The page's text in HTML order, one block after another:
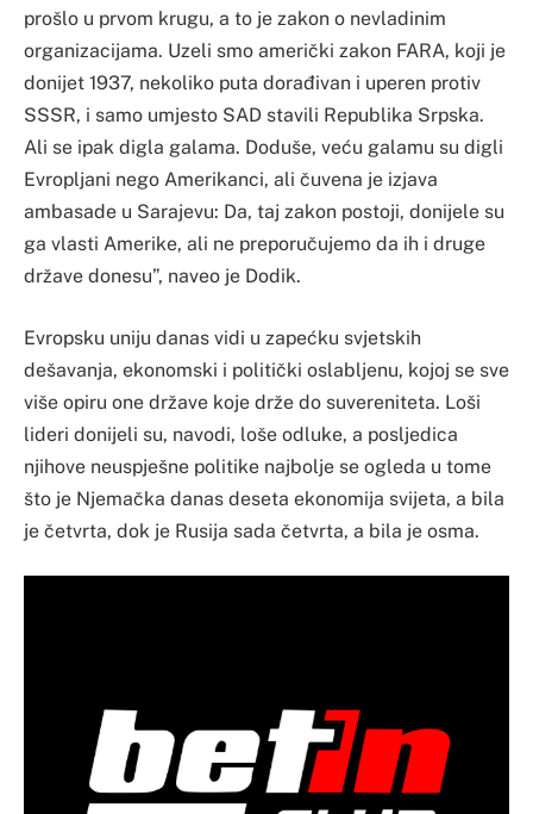
prošlo u prvom krugu, a to je zakon o nevladinim
organizacijama. Uzeli smo američki zakon FARA, koji je
donijet 1937, nekoliko puta dorađivan i uperen protiv
SSSR, i samo umjesto SAD stavili Republika Srpska.
Ali se ipak digla galama. Doduše, veću galamu su digli
Evropljani nego Amerikanci, ali čuvena je izjava
ambasade u Sarajevu: Da, taj zakon postoji, donijele su
ga vlasti Amerike, ali ne preporučujemo da ih i druge
države donesu”, naveo je Dodik.
Evropsku uniju danas vidi u zapećku svjetskih
dešavanja, ekonomski i politički oslabljenu, kojoj se sve
više opiru one države koje drže do suvereniteta. Loši
lideri donijeli su, navodi, loše odluke, a posljedica
njihove neuspješne politike najbolje se ogleda u tome
što je Njemačka danas deseta ekonomija svijeta, a bila
je četvrta, dok je Rusija sada četvrta, a bila je osma.